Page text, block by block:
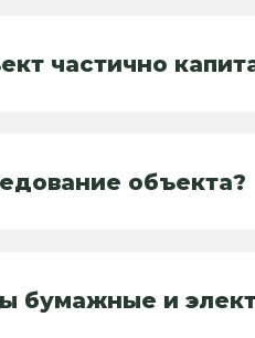
частично
объекта?
бумажные и